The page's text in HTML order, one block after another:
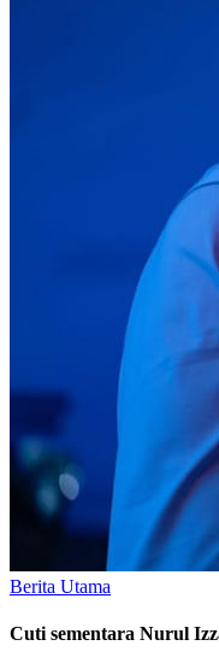
Berita Utama
Cuti sementara Nurul